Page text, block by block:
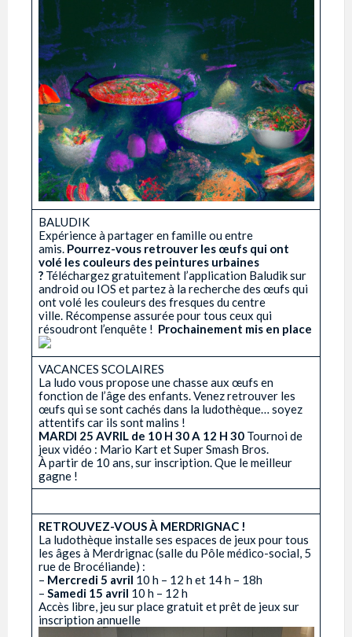
BALUDIK
Expérience à partager en famille ou entre
amis. Pourrez-vous retrouver les œufs qui ont
volé les couleurs des peintures urbaines
?Téléchargez gratuitement l’application Baludik sur
android ou IOS et partez à la recherche des œufs qui
ont volé les couleurs des fresques du centre
ville. Récompense assurée pour tous ceux qui
résoudront l’enquête ! Prochainement mis en place
VACANCES SCOLAIRES
La ludo vous propose une chasse aux œufs en
fonction de l’âge des enfants. Venez retrouver les
œufs qui se sont cachés dans la ludothèque… soyez
attentifs car ils sont malins !
MARDI 25 AVRIL de 10 H 30 A 12 H 30Tournoi de
jeux vidéo : Mario Kart et Super Smash Bros.
À partir de 10 ans, sur inscription. Que le meilleur
gagne !
RETROUVEZ-VOUS À MERDRIGNAC !
La ludothèque installe ses espaces de jeux pour tous
les âges à Merdrignac (salle du Pôle médico-social, 5
rue de Brocéliande) :
– Mercredi 5 avril 10 h – 12 h et 14 h – 18h
– Samedi 15 avril 10 h – 12 h
Accès libre, jeu sur place gratuit et prêt de jeux sur
inscription annuelle ­ ­